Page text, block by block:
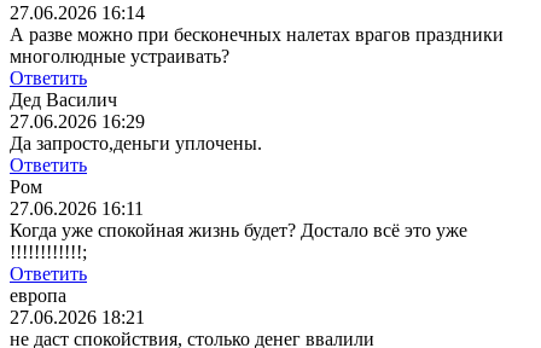
27.06.2026 16:14
А разве можно при бесконечных налетах врагов праздники
многолюдные устраивать?
Ответить
Дед Василич
27.06.2026 16:29
Да запросто,деньги уплочены.
Ответить
Ром
27.06.2026 16:11
Когда уже спокойная жизнь будет? Достало всё это уже
!!!!!!!!!!!!;
Ответить
европа
27.06.2026 18:21
не даст спокойствия, столько денег ввалили